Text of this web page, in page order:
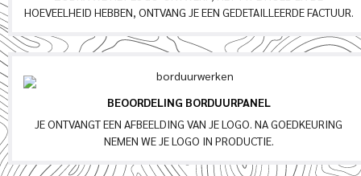
HOEVEELHEID HEBBEN, ONTVANG JE EEN GEDETAILLEERDE FACTUUR.
BEOORDELING BORDUURPANEL
JE ONTVANGT EEN AFBEELDING VAN JE LOGO. NA GOEDKEURING
NEMEN WE JE LOGO IN PRODUCTIE.